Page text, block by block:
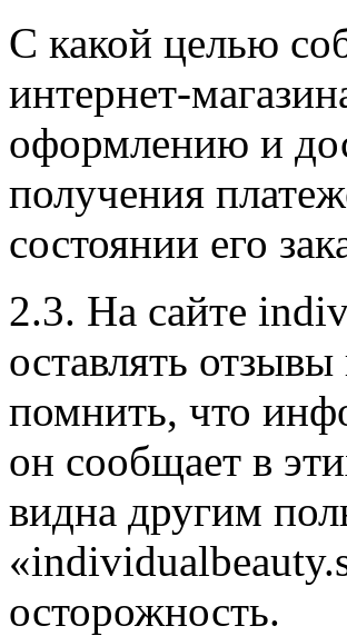
С какой целью
интернет-
оформлению и
получения
состоянии его
2.3. На сайте
оставлять
помнить, что
он сообщает в
видна другим
осторожность.